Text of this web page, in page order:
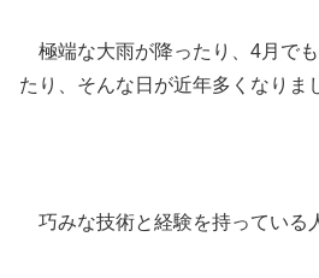
極端な大雨が降ったり、4月で
たり、そんな日が近年多くなりま
巧みな技術と経験を持っている